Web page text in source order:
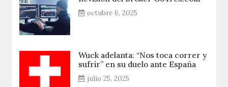
octubre 6, 2025
Wuck adelanta: “Nos toca correr y
sufrir” en su duelo ante España
julio 25, 2025